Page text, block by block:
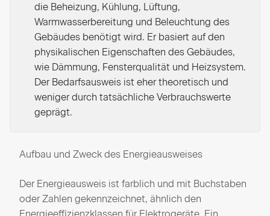
die Beheizung, Kühlung, Lüftung,
Warmwasserbereitung und Beleuchtung des
Gebäudes benötigt wird. Er basiert auf den
physikalischen Eigenschaften des Gebäudes,
wie Dämmung, Fensterqualität und Heizsystem.
Der Bedarfsausweis ist eher theoretisch und
weniger durch tatsächliche Verbrauchswerte
geprägt.
Aufbau und Zweck des Energieausweises
Der Energieausweis ist farblich und mit Buchstaben
oder Zahlen gekennzeichnet, ähnlich den
Energieeffizienzklassen für Elektrogeräte. Ein